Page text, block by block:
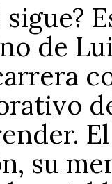
sigue?
de
su